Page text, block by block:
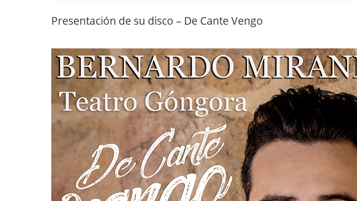
Presentación de su disco – De Cante Vengo